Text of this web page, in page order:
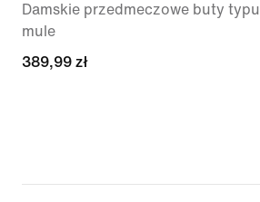
Damskie przedmeczowe buty typu
mule
389,99 zł
389,99 zł